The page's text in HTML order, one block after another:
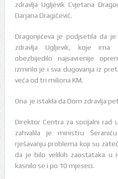
zdravlja Ugljevik Cvjetana
Darjana Dragičević.
Dragonjićeva je podjsetila da
zdravlja Ugljevik, koje ima
obezbijedilo najsavrenije
izmirilo je i sva dugovanja iz
veća od tri miliona KM.
Ona je istakla da Dom zdravlja
Direktor Centra za socijalni rad
zahvalila je ministru
rješavanju problema koji su
da je bilo velikih zaostataka u
kasnilo se i po 10 mjeseci.